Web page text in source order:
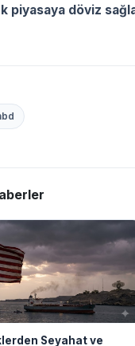
piyasaya döviz
Seyahat ve